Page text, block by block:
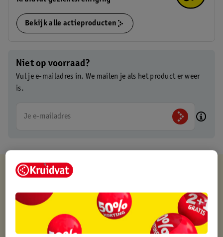
Bekijk alle actieproducten
Niet op voorraad?
Vul je e-mailadres in. We mailen je als het product er weer
is.
Je e-mailadres
Kruidvat is altijd voordelig
Gratis ophalen in de winkel
Op werkdagen voor 22:00 uur besteld, volgende dag in huis
Gratis thuisbezorgd vanaf 50.00
Gratis retourneren binnen 30 dagen